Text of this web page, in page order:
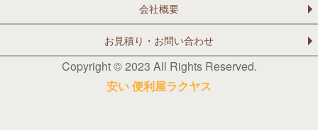
会社概要
お見積り・お問い合わせ
Copyright © 2023 All Rights Reserved.
安い 便利屋ラクヤス